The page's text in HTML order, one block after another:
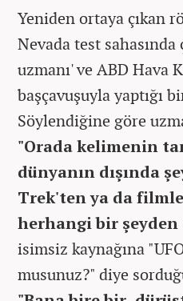
Yeniden ortaya çıkan
Nevada test
uzmanı' ve ABD Hava
başçavuşuyla yaptığı
Söylendiğine göre
"Orada kelimenin
dünyanın dışında
Trek'ten ya da
herhangi bir şeyden
isimsiz kaynağına
musunuz?" diye